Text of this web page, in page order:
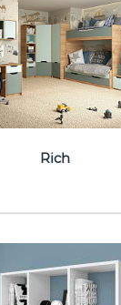
Rich